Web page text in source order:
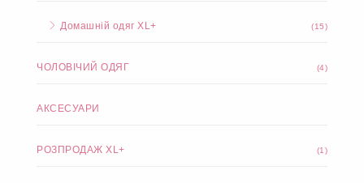
Домашній одяг XL+ (15)
ЧОЛОВІЧИЙ ОДЯГ (4)
АКСЕСУАРИ
РОЗПРОДАЖ XL+ (1)